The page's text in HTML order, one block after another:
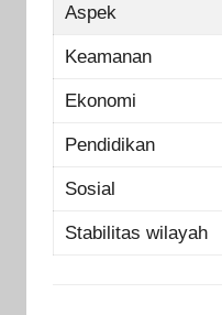
Aspek
Keamanan
Ekonomi
Pendidikan
Sosial
Stabilitas wilayah